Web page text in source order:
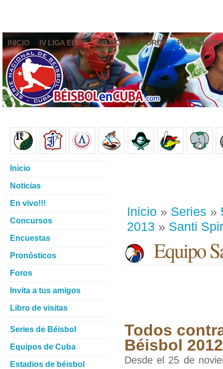
INICIO IV LIGA ELITE NOTICIAS FOROS
Inicio » Series »
2013 » Santi
Equipo
Todos
Béisbol
Desde el 25 de
Inicio
Noticias
En vivo!!!
Concursos
Encuestas
Pronósticos
Foros
Invita a tus amigos
Libro de visitas
Series de Béisbol
Equipos de Cuba
Estadios de béisbol